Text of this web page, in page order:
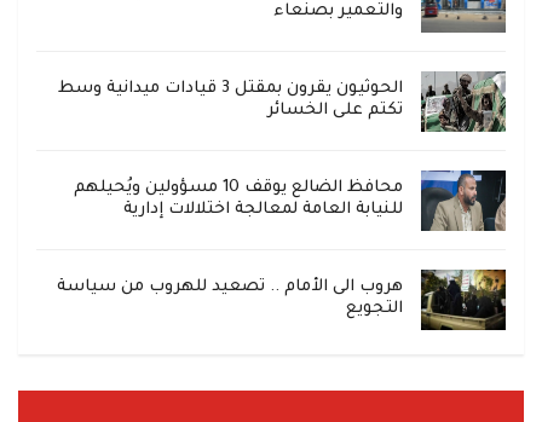
والتعمير بصنعاء
الحوثيون يقرون بمقتل 3 قيادات ميدانية وسط
تكتم على الخسائر
محافظ الضالع يوقف 10 مسؤولين ويُحيلهم
للنيابة العامة لمعالجة اختلالات إدارية
هروب الى الأمام .. تصعيد للهروب من سياسة
التجويع